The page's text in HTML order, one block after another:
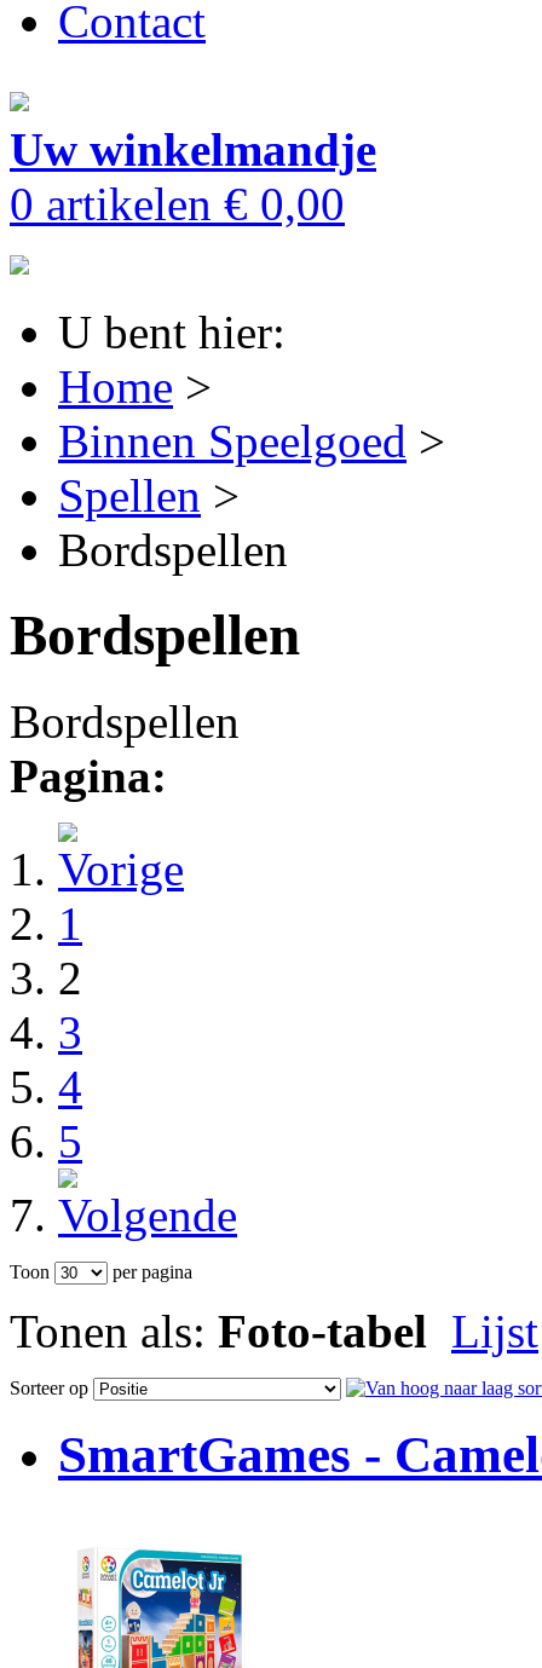
Contact
Uw winkelmandje
0 artikelen € 0,00
U bent hier:
Home >
Binnen Speelgoed >
Spellen >
Bordspellen
Bordspellen
Bordspellen
Pagina:
1
2
3
4
5
Toon per pagina
Tonen als: Foto-tabel Lijst
Sorteer op
SmartGames -